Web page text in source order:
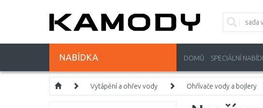
NABÍDKA DOMŮ SPECIÁLNÍ
Vytápění a ohřev vody Ohřívače vody a bojlery